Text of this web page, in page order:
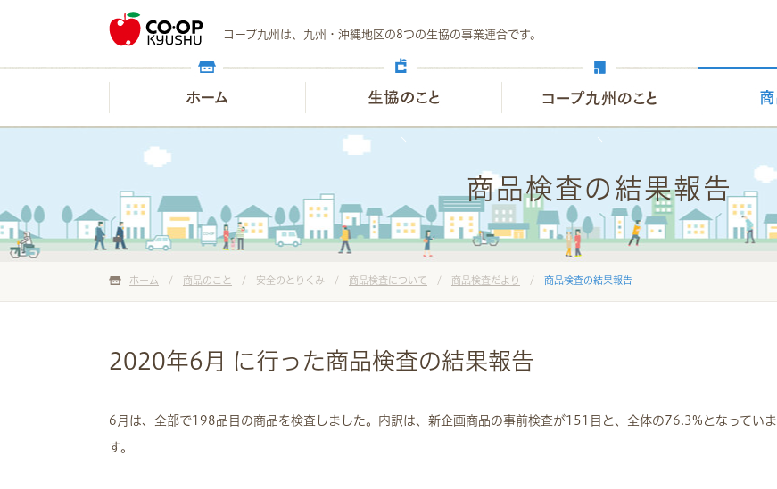
コープ九州は、九州・沖縄地区の8つの生協の事業連合です。
商品検査の結果報告
ホーム / 商品のこと / 安全のとりくみ / 商品検査について / 商品検査だより / 商品検査の結果報告
2020年6月 に行った商品検査の結果報告
6月は、全部で198品目の商品を検査しました。内訳は、新企画商品の事前検査が151目と、全体の76.3%となっていま
す。